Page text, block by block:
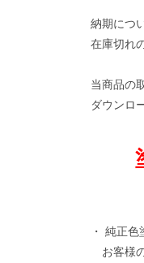
納期につ
在庫切れ
当商品の
ダウンロ
・ 純正
お客様